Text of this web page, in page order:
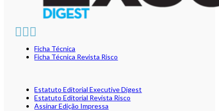
Ficha Técnica
Ficha Técnica Revista Risco
Estatuto Editorial Executive Digest
Estatuto Editorial Revista Risco
Assinar Edição Impressa